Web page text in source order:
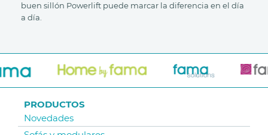
buen sillón Powerlift puede marcar la diferencia en el día
a día.
PRODUCTOS
Novedades